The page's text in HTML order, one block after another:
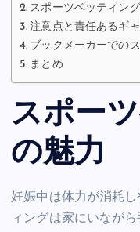
スポーツベッティン
注意点と責任あるギ
ブックメーカーでの
まとめ
スポー
の魅力
妊娠中は体力が消耗
ィングは家にいなが